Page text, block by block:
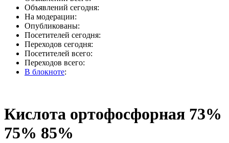
Объявлений сегодня:
На модерации:
Опубликованы:
Посетителей сегодня:
Переходов сегодня:
Посетителей всего:
Переходов всего:
В блокноте:
Кислота ортофосфорная 73%
75% 85%